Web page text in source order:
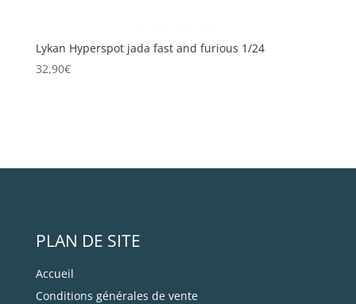
Lykan Hyperspot jada fast and furious 1/24
32,90€
PLAN DE SITE
Accueil
Conditions générales de vente